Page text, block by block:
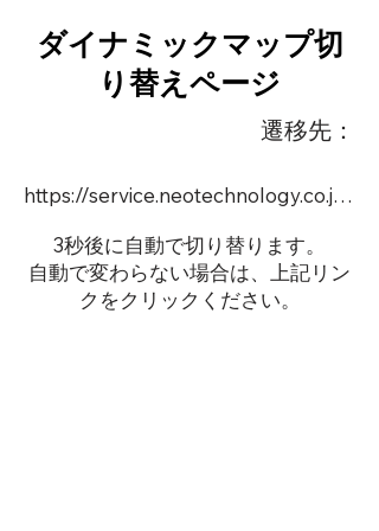
ダイナミックマップ切
り替えページ
遷移先：
https://service.neotechnology.co.jp/demo/22590N/FreeMindView.html
3秒後に自動で切り替ります。
自動で変わらない場合は、上記リン
クをクリックください。